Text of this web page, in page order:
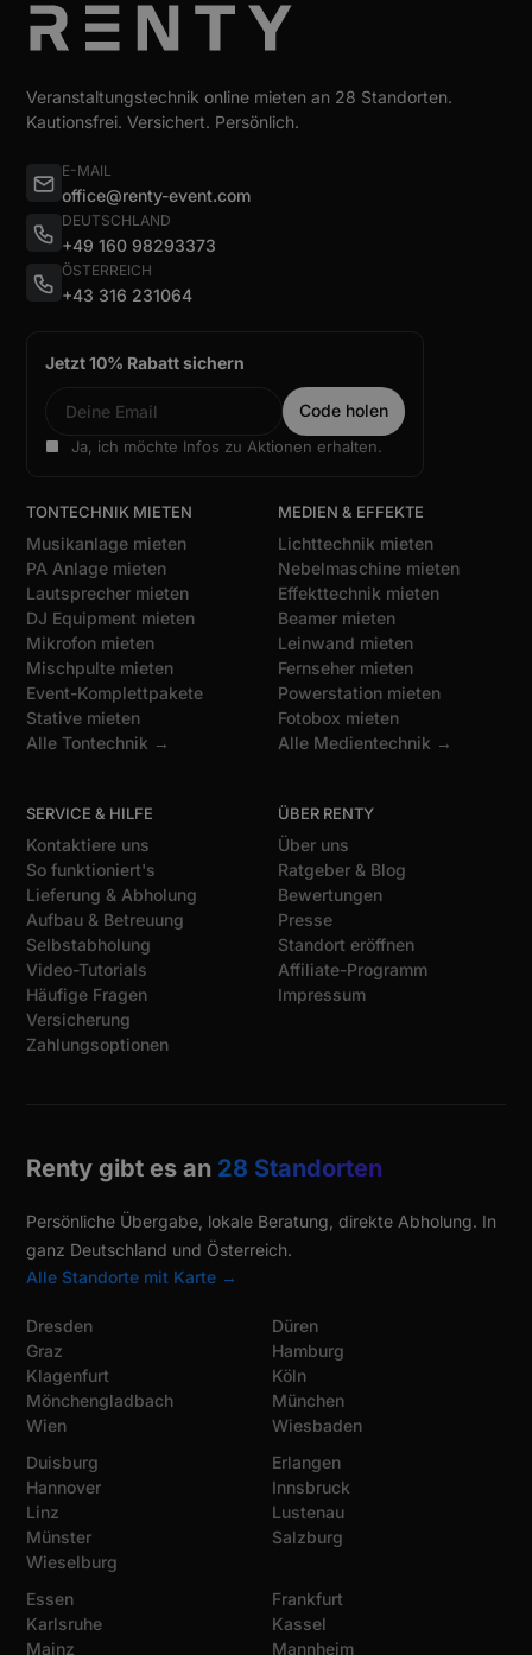
Veranstaltungstechnik online mieten an 28 Standorten.
Kautionsfrei. Versichert. Persönlich.
E-MAIL
office@renty-event.com
DEUTSCHLAND
+49 160 98293373
ÖSTERREICH
+43 316 231064
Jetzt 10% Rabatt sichern
Ja, ich möchte Infos zu Aktionen erhalten.
TONTECHNIK MIETEN
Musikanlage mieten
PA Anlage mieten
Lautsprecher mieten
DJ Equipment mieten
Mikrofon mieten
Mischpulte mieten
Event-Komplettpakete
Stative mieten
Alle Tontechnik →
MEDIEN & EFFEKTE
Lichttechnik mieten
Nebelmaschine mieten
Effekttechnik mieten
Beamer mieten
Leinwand mieten
Fernseher mieten
Powerstation mieten
Fotobox mieten
Alle Medientechnik →
SERVICE & HILFE
Kontaktiere uns
So funktioniert's
Lieferung & Abholung
Aufbau & Betreuung
Selbstabholung
Video-Tutorials
Häufige Fragen
Versicherung
Zahlungsoptionen
ÜBER RENTY
Über uns
Ratgeber & Blog
Bewertungen
Presse
Standort eröffnen
Affiliate-Programm
Impressum
Renty gibt es an 28 Standorten
Persönliche Übergabe, lokale Beratung, direkte Abholung. In
ganz Deutschland und Österreich.
Alle Standorte mit Karte →
Dresden
Graz
Klagenfurt
Mönchengladbach
Wien
Düren
Hamburg
Köln
München
Wiesbaden
Duisburg
Hannover
Linz
Münster
Wieselburg
Erlangen
Innsbruck
Lustenau
Salzburg
Essen
Karlsruhe
Mainz
Frankfurt
Kassel
Mannheim